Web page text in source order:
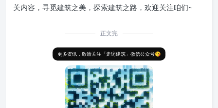
关内容，寻觅建筑之美，探索建筑之路，欢迎关注咱们~
正文完
更多资讯，敬请关注「走访建筑」微信公众号😘